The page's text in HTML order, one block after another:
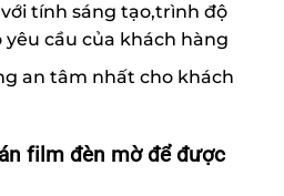
tính sáng tạo,trình độ
cầu của khách hàng
an tâm nhất cho khách
film đèn mờ để được